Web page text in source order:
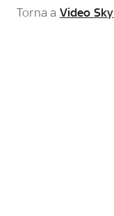
Torna a Video Sky